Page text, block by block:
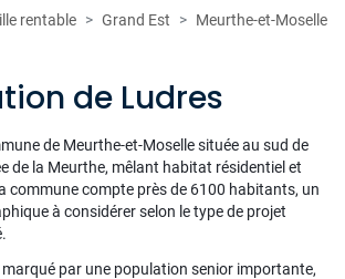
rentable Grand Est
Meurthe-et-Moselle
de Ludres
de Meurthe-et-Moselle située au sud de
de la Meurthe, mêlant habitat résidentiel et
commune compte près de 6100 habitants, un
à considérer selon le type de projet
par une population senior importante,